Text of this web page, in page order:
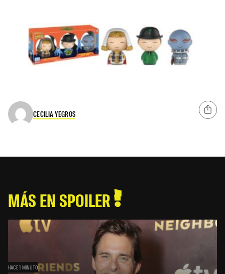
CECILIA YEGROS
MÁS EN SPOILER
HACE 1 MINUTO